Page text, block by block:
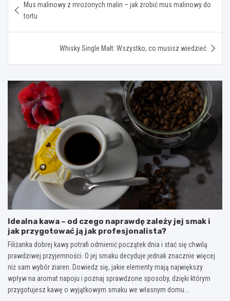
wpisu
Mus malinowy z mrożonych malin – jak zrobić mus malinowy do
tortu
Whisky Single Malt: Wszystko, co musisz wiedzieć
Idealna kawa – od czego naprawdę zależy jej smak i
jak przygotować ją jak profesjonalista?
Filiżanka dobrej kawy potrafi odmienić początek dnia i stać się chwilą
prawdziwej przyjemności. O jej smaku decyduje jednak znacznie więcej
niż sam wybór ziaren. Dowiedz się, jakie elementy mają największy
wpływ na aromat napoju i poznaj sprawdzone sposoby, dzięki którym
przygotujesz kawę o wyjątkowym smaku we własnym domu.…